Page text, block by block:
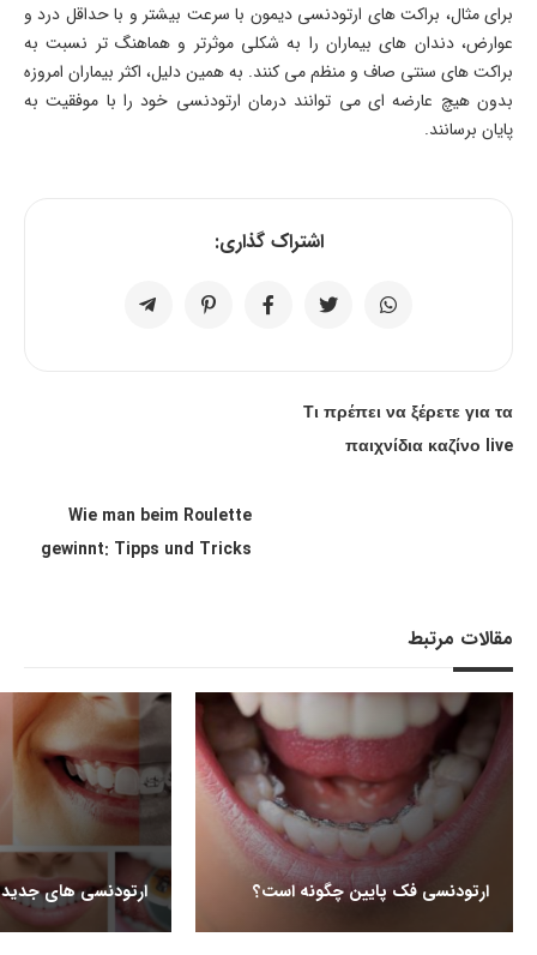
برای مثال، براکت‌ های ارتودنسی دیمون با سرعت بیشتر و با حداقل درد و
عوارض، دندان ‌های بیماران را به شکلی موثرتر و هماهنگ ‌تر نسبت به
براکت‌ های سنتی صاف و منظم می ‌کنند. به همین دلیل، اکثر بیماران امروزه
بدون هیچ عارضه ‌ای می‌ توانند درمان ارتودنسی خود را با موفقیت به
پایان برسانند.
اشتراک گذاری:
Τι πρέπει να ξέρετε για τα
παιχνίδια καζίνο live
Wie man beim Roulette
gewinnt: Tipps und Tricks
مقالات مرتبط
ارتودنسی فک پایین چگونه است؟ ارتودنسی های جدید